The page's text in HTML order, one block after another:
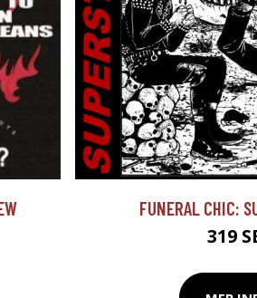
FUNERAL CHIC:
319